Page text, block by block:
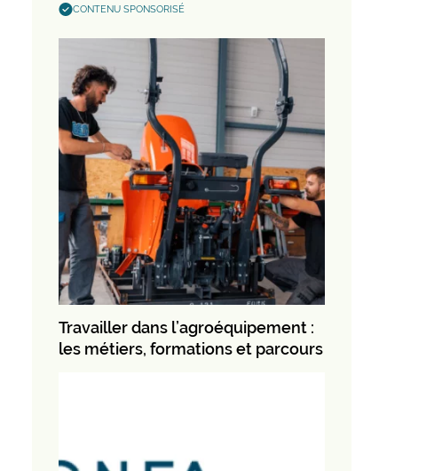
CONTENU SPONSORISÉ
Travailler dans l’agroéquipement :
les métiers, formations et parcours